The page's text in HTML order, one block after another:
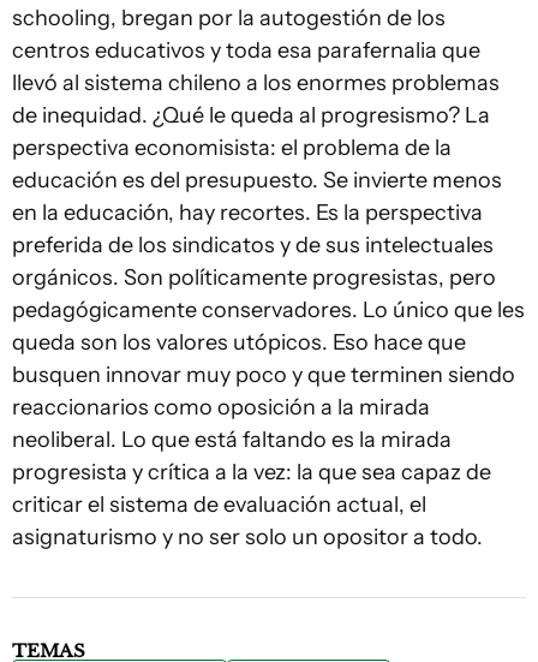
schooling, bregan por la autogestión de los
centros educativos y toda esa parafernalia que
llevó al sistema chileno a los enormes problemas
de inequidad. ¿Qué le queda al progresismo? La
perspectiva economisista: el problema de la
educación es del presupuesto. Se invierte menos
en la educación, hay recortes. Es la perspectiva
preferida de los sindicatos y de sus intelectuales
orgánicos. Son políticamente progresistas, pero
pedagógicamente conservadores. Lo único que les
queda son los valores utópicos. Eso hace que
busquen innovar muy poco y que terminen siendo
reaccionarios como oposición a la mirada
neoliberal. Lo que está faltando es la mirada
progresista y crítica a la vez: la que sea capaz de
criticar el sistema de evaluación actual, el
asignaturismo y no ser solo un opositor a todo.
TEMAS